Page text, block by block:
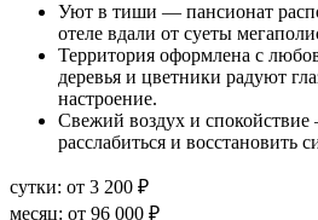
Уют в тиши — пансионат
отеле вдали от суеты
Территория оформлена с
деревья и цветники радуют
настроение.
Свежий воздух и спокойствие
расслабиться и восстановить
сутки: от 3 200 ₽
месяц: от 96 000 ₽